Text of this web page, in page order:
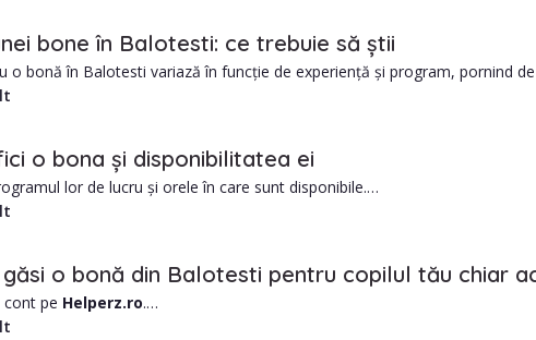
unui babysitter din Balotesti includ:
obicei mai mic decât o grădiniță.
bone în Balotesti: ce trebuie să știi
o bonă în Balotesti variază în funcție de experiență și program, pornind
mai ridicate.
o bona și disponibilitatea ei
lor de lucru și orele în care sunt disponibile.
de la alte familii.
o bonă din Balotesti pentru copilul tău chiar
cont pe Helperz.ro.
Balotesti și alte date utile, precum zona în care locuiești.